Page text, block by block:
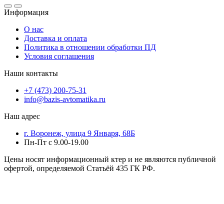
Информация
О нас
Доставка и оплата
Политика в отношении обработки ПД
Условия соглашения
Наши контакты
+7 (473) 200-75-31
info@bazis-avtomatika.ru
Наш адрес
г. Воронеж, улица 9 Января, 68Б
Пн-Пт с 9.00-19.00
Цены носят информационный ктер и не являются публичной
офертой, определяемой Статьёй 435 ГК РФ.